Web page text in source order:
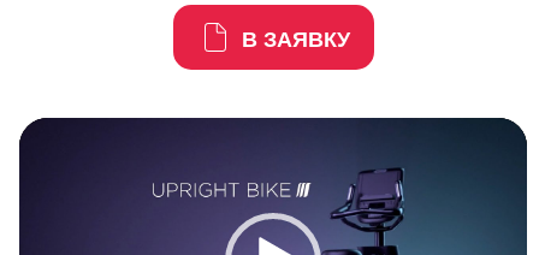
В ЗАЯВКУ